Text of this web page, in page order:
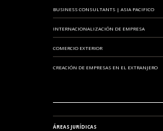
BUSINESS CONSULTANTS | ASIA PACIFICO
INTERNACIONALIZACIÓN DE EMPRESA
COMERCIO EXTERIOR
CREACIÓN DE EMPRESAS EN EL EXTRANJERO
ÁREAS JURÍDICAS